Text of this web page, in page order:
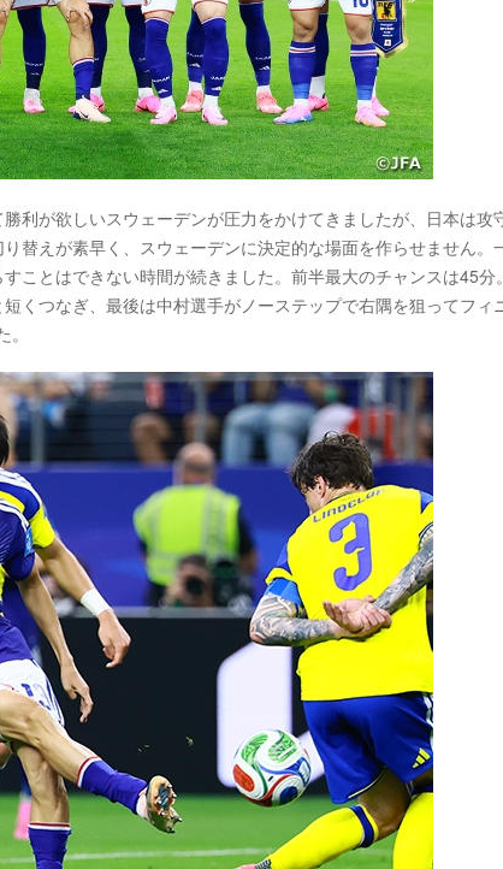
利が欲しいスウェーデンが圧力をかけてきましたが、日本は攻
替えが素早く、スウェーデンに決定的な場面を作らせません。
ことはできない時間が続きました。前半最大のチャンスは45分
くつなぎ、最後は中村選手がノーステップで右隅を狙ってフィ